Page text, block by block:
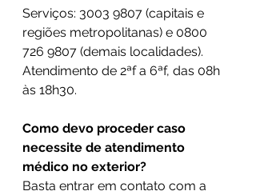
Serviços: 3003 9807 (capitais e
regiões metropolitanas) e 0800
726 9807 (demais localidades).
Atendimento de 2ªf a 6ªf, das 08h
às 18h30.
Como devo proceder caso
necessite de atendimento
médico no exterior?
Basta entrar em contato com a